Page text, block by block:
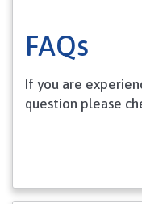
FAQs
If you are
question please